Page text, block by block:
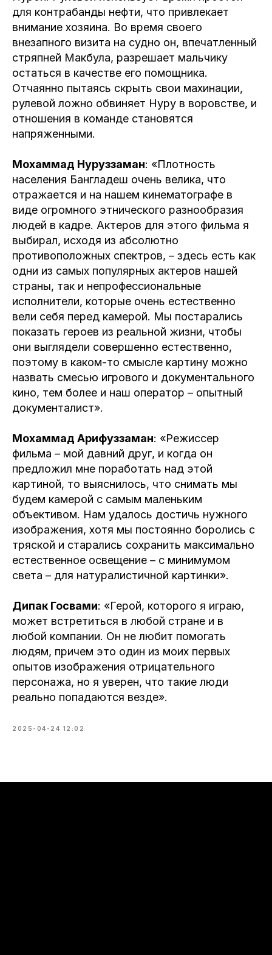
для контрабанды нефти, что привлекает
внимание хозяина. Во время своего
внезапного визита на судно он, впечатленный
стряпней Макбула, разрешает мальчику
остаться в качестве его помощника.
Отчаянно пытаясь скрыть свои махинации,
рулевой ложно обвиняет Нуру в воровстве, и
отношения в команде становятся
напряженными.
Мохаммад Нуруззаман: «Плотность
населения Бангладеш очень велика, что
отражается и на нашем кинематографе в
виде огромного этнического разнообразия
людей в кадре. Актеров для этого фильма я
выбирал, исходя из абсолютно
противоположных спектров, – здесь есть как
одни из самых популярных актеров нашей
страны, так и непрофессиональные
исполнители, которые очень естественно
вели себя перед камерой. Мы постарались
показать героев из реальной жизни, чтобы
они выглядели совершенно естественно,
поэтому в каком-то смысле картину можно
назвать смесью игрового и документального
кино, тем более и наш оператор – опытный
документалист».
Мохаммад Арифуззаман: «Режиссер
фильма – мой давний друг, и когда он
предложил мне поработать над этой
картиной, то выяснилось, что снимать мы
будем камерой с самым маленьким
объективом. Нам удалось достичь нужного
изображения, хотя мы постоянно боролись с
тряской и старались сохранить максимально
естественное освещение – с минимумом
света – для натуралистичной картинки».
Дипак Госвами: «Герой, которого я играю,
может встретиться в любой стране и в
любой компании. Он не любит помогать
людям, причем это один из моих первых
опытов изображения отрицательного
персонажа, но я уверен, что такие люди
реально попадаются везде».
2025-04-24 12:02